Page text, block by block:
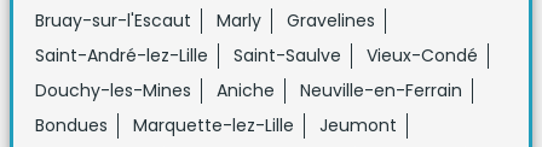
Bruay-sur-l'Escaut
Marly
Gravelines
Saint-André-lez-Lille
Saint-Saulve
Vieux-Condé
Douchy-les-Mines
Aniche
Neuville-en-Ferrain
Bondues
Marquette-lez-Lille
Jeumont